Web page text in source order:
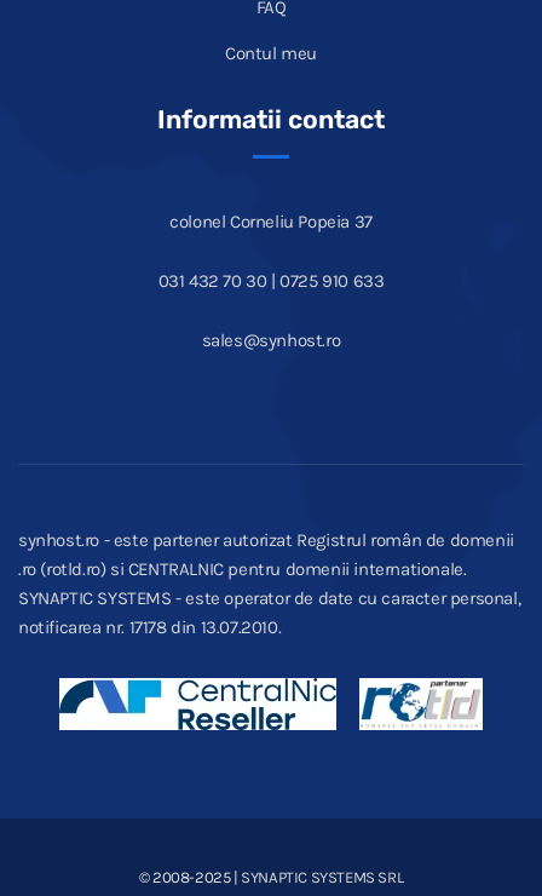
FAQ
Contul meu
Informatii contact
colonel Corneliu Popeia 37
031 432 70 30 | 0725 910 633
sales@synhost.ro
synhost.ro - este partener autorizat Registrul român de domenii
.ro (rotld.ro) si CENTRALNIC pentru domenii internationale.
SYNAPTIC SYSTEMS - este operator de date cu caracter personal,
notificarea nr. 17178 din 13.07.2010.
© 2008-2025 | SYNAPTIC SYSTEMS SRL